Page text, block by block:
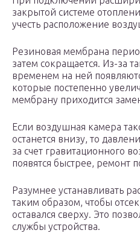
закрытой системе
учесть расположение
Резиновая мембрана
затем сокращается. Из-за
временем на ней
которые постепенно
мембрану приходится
Если воздушная камера
останется внизу, то
за счет гравитационного
появятся быстрее, ремонт
Разумнее устанавливать
таким образом, чтобы
оставался сверху. Это
службы устройства.